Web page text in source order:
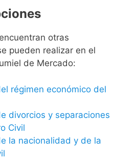
otras
pueden realizar en el
de Mercado:
régimen económico del
divorcios y separaciones
Civil
la nacionalidad y de la